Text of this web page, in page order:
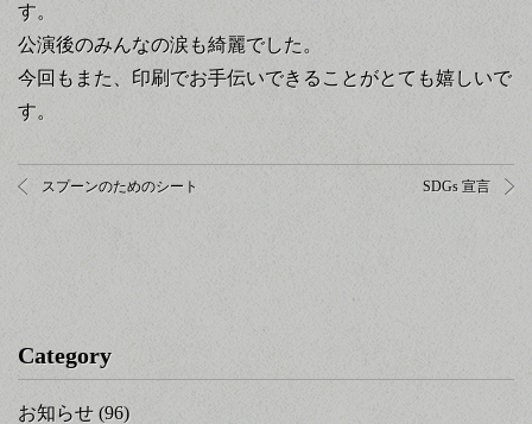
す。
公演後のみんなの涙も綺麗でした。
今回もまた、印刷でお手伝いできることがとても嬉しいで
す。
スプーンのためのシート SDGs 宣言
Category
お知らせ (96)